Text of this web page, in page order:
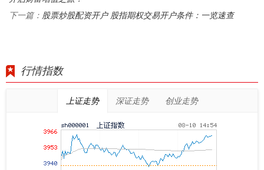
下一篇： 股票炒股配资开户 股指期权交易开户条件：一览速查
行情指数
上证走势 深证走势 创业走势